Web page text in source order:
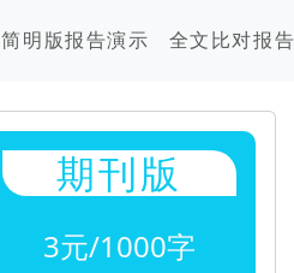
简明版报告演示 全文比对报
期刊版
3元/1000字